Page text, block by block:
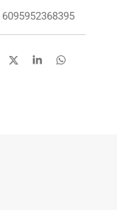
6095952368395
D
S
D